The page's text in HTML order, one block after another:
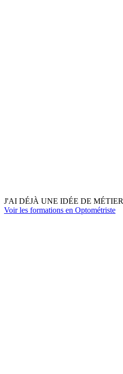
J'AI DÉJÀ UNE IDÉE DE MÉTIER
Voir les formations en Optométriste